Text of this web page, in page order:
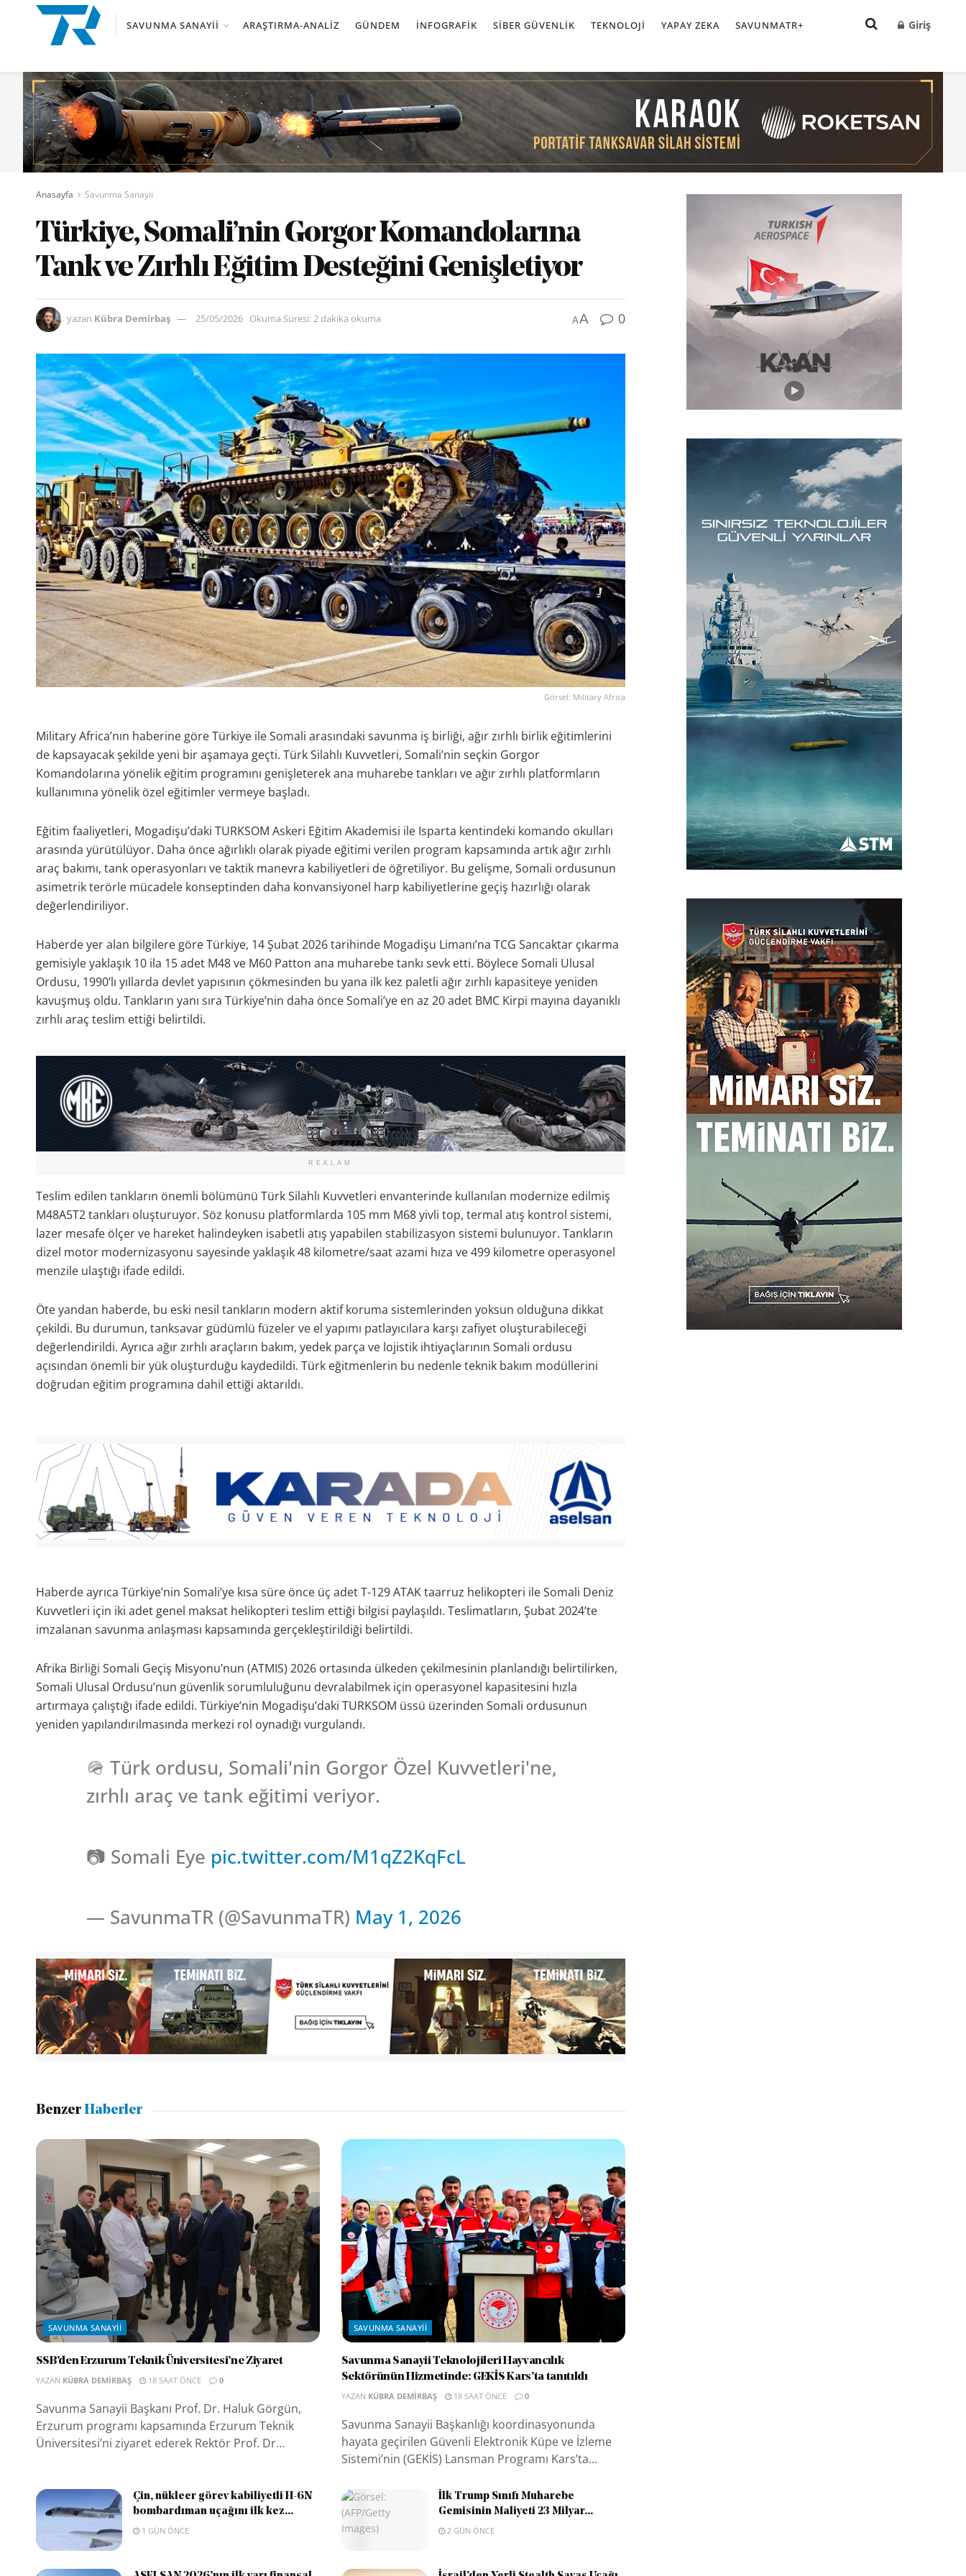
SAVUNMA SANAYII ARAŞTIRMA-ANALIZ GÜNDEM İNFOGRAFIK SIBER GÜVENLIK TEKNOLOJI YAPAY ZEKA SAVUNMATR+ Giriş
Anasayfa Savunma Sanayii
Türkiye, Somali’nin Gorgor Komandolarına
Tank ve Zırhlı Eğitim Desteğini Genişletiyor
yazan Kübra Demirbaş 25/05/2026 Okuma Süresi: 2 dakika okuma AA 0
Görsel: Military Africa
Military Africa’nın haberine göre Türkiye ile Somali arasındaki savunma iş birliği, ağır zırhlı birlik eğitimlerini
de kapsayacak şekilde yeni bir aşamaya geçti. Türk Silahlı Kuvvetleri, Somali’nin seçkin Gorgor
Komandolarına yönelik eğitim programını genişleterek ana muharebe tankları ve ağır zırhlı platformların
kullanımına yönelik özel eğitimler vermeye başladı.
Eğitim faaliyetleri, Mogadişu’daki TURKSOM Askeri Eğitim Akademisi ile Isparta kentindeki komando okulları
arasında yürütülüyor. Daha önce ağırlıklı olarak piyade eğitimi verilen program kapsamında artık ağır zırhlı
araç bakımı, tank operasyonları ve taktik manevra kabiliyetleri de öğretiliyor. Bu gelişme, Somali ordusunun
asimetrik terörle mücadele konseptinden daha konvansiyonel harp kabiliyetlerine geçiş hazırlığı olarak
değerlendiriliyor.
Haberde yer alan bilgilere göre Türkiye, 14 Şubat 2026 tarihinde Mogadişu Limanı’na TCG Sancaktar çıkarma
gemisiyle yaklaşık 10 ila 15 adet M48 ve M60 Patton ana muharebe tankı sevk etti. Böylece Somali Ulusal
Ordusu, 1990’lı yıllarda devlet yapısının çökmesinden bu yana ilk kez paletli ağır zırhlı kapasiteye yeniden
kavuşmuş oldu. Tankların yanı sıra Türkiye’nin daha önce Somali’ye en az 20 adet BMC Kirpi mayına dayanıklı
zırhlı araç teslim ettiği belirtildi.
REKLAM
Teslim edilen tankların önemli bölümünü Türk Silahlı Kuvvetleri envanterinde kullanılan modernize edilmiş
M48A5T2 tankları oluşturuyor. Söz konusu platformlarda 105 mm M68 yivli top, termal atış kontrol sistemi,
lazer mesafe ölçer ve hareket halindeyken isabetli atış yapabilen stabilizasyon sistemi bulunuyor. Tankların
dizel motor modernizasyonu sayesinde yaklaşık 48 kilometre/saat azami hıza ve 499 kilometre operasyonel
menzile ulaştığı ifade edildi.
Öte yandan haberde, bu eski nesil tankların modern aktif koruma sistemlerinden yoksun olduğuna dikkat
çekildi. Bu durumun, tanksavar güdümlü füzeler ve el yapımı patlayıcılara karşı zafiyet oluşturabileceği
değerlendirildi. Ayrıca ağır zırhlı araçların bakım, yedek parça ve lojistik ihtiyaçlarının Somali ordusu
açısından önemli bir yük oluşturduğu kaydedildi. Türk eğitmenlerin bu nedenle teknik bakım modüllerini
doğrudan eğitim programına dahil ettiği aktarıldı.
Haberde ayrıca Türkiye’nin Somali’ye kısa süre önce üç adet T-129 ATAK taarruz helikopteri ile Somali Deniz
Kuvvetleri için iki adet genel maksat helikopteri teslim ettiği bilgisi paylaşıldı. Teslimatların, Şubat 2024’te
imzalanan savunma anlaşması kapsamında gerçekleştirildiği belirtildi.
Afrika Birliği Somali Geçiş Misyonu’nun (ATMIS) 2026 ortasında ülkeden çekilmesinin planlandığı belirtilirken,
Somali Ulusal Ordusu’nun güvenlik sorumluluğunu devralabilmek için operasyonel kapasitesini hızla
artırmaya çalıştığı ifade edildi. Türkiye’nin Mogadişu’daki TURKSOM üssü üzerinden Somali ordusunun
yeniden yapılandırılmasında merkezi rol oynadığı vurgulandı.
🪖 Türk ordusu, Somali'nin Gorgor Özel Kuvvetleri'ne,
zırhlı araç ve tank eğitimi veriyor.
📷 Somali Eye pic.twitter.com/M1qZ2KqFcL
— SavunmaTR (@SavunmaTR) May 1, 2026
BenzerHaberler
SAVUNMA SANAYII
SSB’den Erzurum Teknik Üniversitesi’ne Ziyaret
YAZAN KÜBRA DEMIRBAŞ 18 SAAT ÖNCE 0
Savunma Sanayii Başkanı Prof. Dr. Haluk Görgün,
Erzurum programı kapsamında Erzurum Teknik
Üniversitesi’ni ziyaret ederek Rektör Prof. Dr...
SAVUNMA SANAYII
Savunma Sanayii Teknolojileri Hayvancılık
Sektörünün Hizmetinde: GEKİS Kars’ta tanıtıldı
YAZAN KÜBRA DEMIRBAŞ 18 SAAT ÖNCE 0
Savunma Sanayii Başkanlığı koordinasyonunda
hayata geçirilen Güvenli Elektronik Küpe ve İzleme
Sistemi’nin (GEKİS) Lansman Programı Kars’ta...
Çin, nükleer görev kabiliyetli H-6N
bombardıman uçağını ilk kez...
1 GÜN ÖNCE
İlk Trump Sınıfı Muharebe
Gemisinin Maliyeti 23 Milyar...
2 GÜN ÖNCE